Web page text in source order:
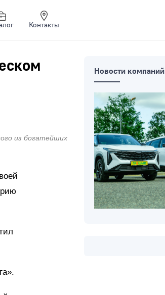
Контакты
из богатейших
Новости компаний